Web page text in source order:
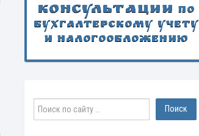
Консультации по
бухгалтерскому учету
и налогообложению